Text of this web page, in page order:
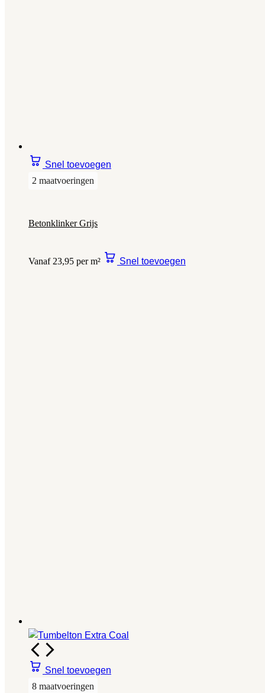
Snel toevoegen
2 maatvoeringen
Betonklinker Grijs
Vanaf 23,95 per m² Snel toevoegen
Snel toevoegen
8 maatvoeringen